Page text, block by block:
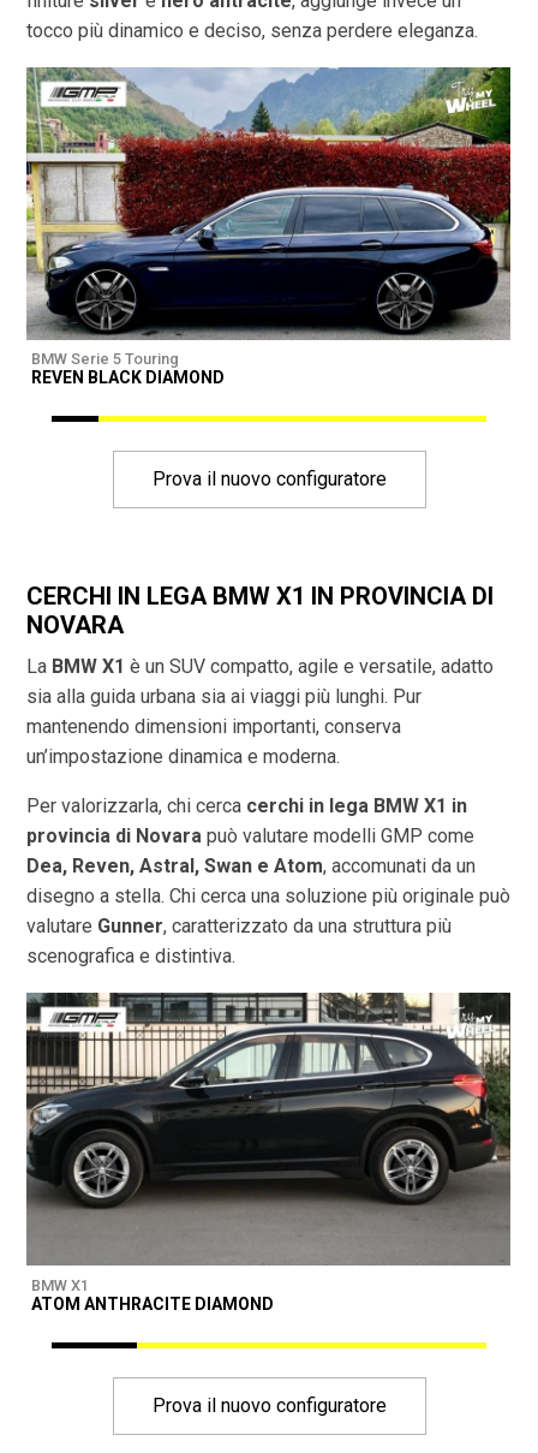
tocco più dinamico e deciso, senza perdere eleganza.
BMW Serie 5 Touring
REVEN BLACK DIAMOND
Prova il nuovo configuratore
CERCHI IN LEGA BMW X1 IN PROVINCIA DI
NOVARA
La BMW X1 è un SUV compatto, agile e versatile, adatto
sia alla guida urbana sia ai viaggi più lunghi. Pur
mantenendo dimensioni importanti, conserva
un’impostazione dinamica e moderna.
Per valorizzarla, chi cerca cerchi in lega BMW X1 in
provincia di Novara può valutare modelli GMP come
Dea, Reven, Astral, Swan e Atom, accomunati da un
disegno a stella. Chi cerca una soluzione più originale può
valutare Gunner, caratterizzato da una struttura più
scenografica e distintiva.
BMW X1
ATOM ANTHRACITE DIAMOND
Prova il nuovo configuratore